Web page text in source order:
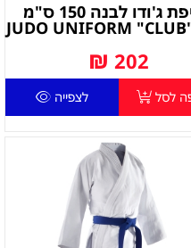
חליפת ג'ודו לבנה 150 ס"מ
JUDO UNIFORM
202
₪
לסל לצפייה